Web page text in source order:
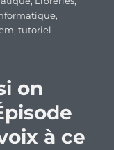
,
,tutoriel
on
à ce